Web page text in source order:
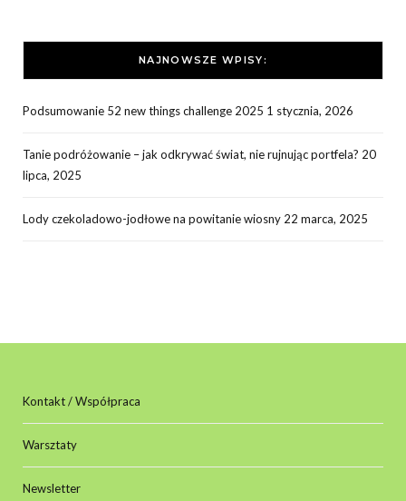
NAJNOWSZE WPISY:
Podsumowanie 52 new things challenge 2025 1 stycznia, 2026
Tanie podróżowanie – jak odkrywać świat, nie rujnując portfela? 20
lipca, 2025
Lody czekoladowo-jodłowe na powitanie wiosny 22 marca, 2025
Kontakt / Współpraca
Warsztaty
Newsletter